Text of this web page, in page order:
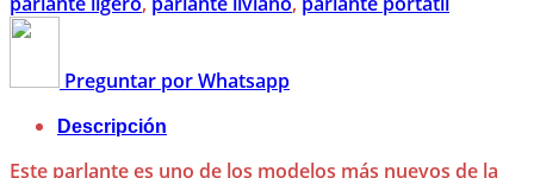
Preguntar por Whatsapp
Descripción
Este parlante es uno de los modelos más nuevos de la